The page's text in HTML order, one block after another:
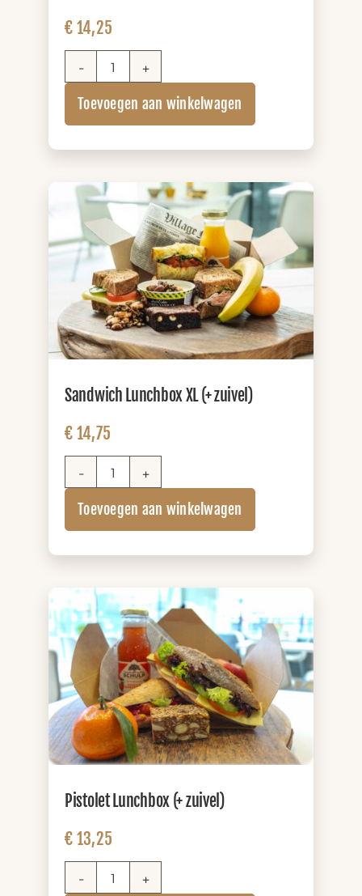
€ 14,25
Salade
Lunchbox
aantal
Toevoegen aan winkelwagen
Sandwich Lunchbox XL (+ zuivel)
€ 14,75
Sandwich
XL
Toevoegen aan winkelwagen
Pistolet Lunchbox (+ zuivel)
€ 13,25
Pistolet